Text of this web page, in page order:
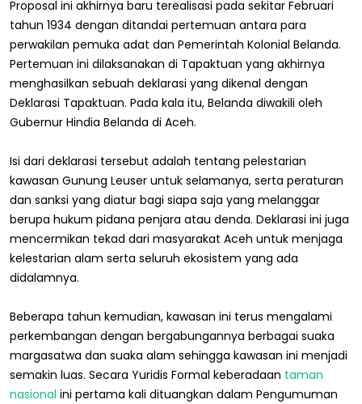
Proposal ini akhirnya baru terealisasi pada sekitar Februari
tahun 1934 dengan ditandai pertemuan antara para
perwakilan pemuka adat dan Pemerintah Kolonial Belanda.
Pertemuan ini dilaksanakan di Tapaktuan yang akhirnya
menghasilkan sebuah deklarasi yang dikenal dengan
Deklarasi Tapaktuan. Pada kala itu, Belanda diwakili oleh
Gubernur Hindia Belanda di Aceh.
Isi dari deklarasi tersebut adalah tentang pelestarian
kawasan Gunung Leuser untuk selamanya, serta peraturan
dan sanksi yang diatur bagi siapa saja yang melanggar
berupa hukum pidana penjara atau denda. Deklarasi ini juga
mencermikan tekad dari masyarakat Aceh untuk menjaga
kelestarian alam serta seluruh ekosistem yang ada
didalamnya.
Beberapa tahun kemudian, kawasan ini terus mengalami
perkembangan dengan bergabungannya berbagai suaka
margasatwa dan suaka alam sehingga kawasan ini menjadi
semakin luas. Secara Yuridis Formal keberadaan taman
nasional ini pertama kali dituangkan dalam Pengumuman